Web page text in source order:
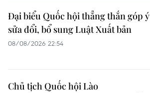
Đại biểu Quốc hội thẳng thắn góp ý
sửa đổi, bổ sung Luật Xuất bản
08/08/2026 22:54
Chủ tịch Quốc hội Lào